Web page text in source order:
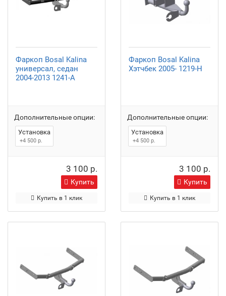
Фаркоп Bosal Kalina
универсал, седан
2004-2013 1241-A
Дополнительные опции:
Установка
+4 500 р.
3 100 р.
Купить
Купить в 1 клик
Фаркоп Bosal Kalina
Хэтчбек 2005- 1219-H
Дополнительные опции:
Установка
+4 500 р.
3 100 р.
Купить
Купить в 1 клик